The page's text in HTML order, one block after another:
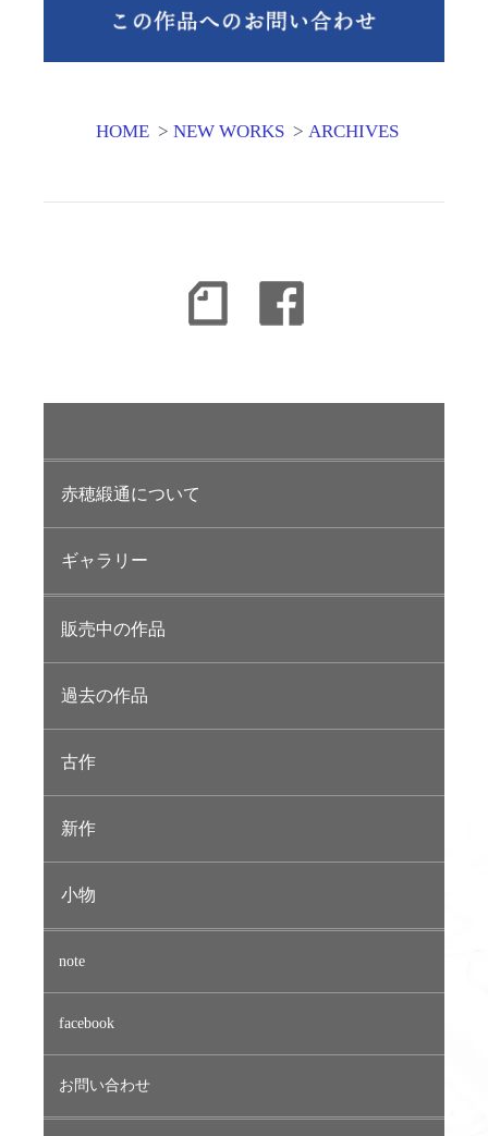
HOME> NEW WORKS> ARCHIVES
赤穂緞通について
ギャラリー
販売中の作品
過去の作品
古作
新作
小物
note
facebook
お問い合わせ